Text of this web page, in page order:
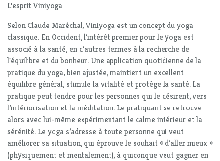
L'esprit Viniyoga
Selon Claude Maréchal, Viniyoga est un concept du yoga
classique. En Occident, l'intérêt premier pour le yoga est
associé à la santé, en d'autres termes à la recherche de
l'équilibre et du bonheur. Une application quotidienne de la
pratique du yoga, bien ajustée, maintient un excellent
équilibre général, stimule la vitalité et protège la santé. La
pratique peut tendre pour les personnes qui le désirent, vers
l’intériorisation et la méditation. Le pratiquant se retrouve
alors avec lui-même expérimentant le calme intérieur et la
sérénité. Le yoga s’adresse à toute personne qui veut
améliorer sa situation, qui éprouve le souhait « d’aller mieux »
(physiquement et mentalement), à quiconque veut gagner en